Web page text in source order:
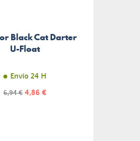
Black Cat Darter
U-Float
Envío 24 H
Precio
6,94 € Precio
4,86 €